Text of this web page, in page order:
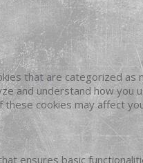
that are categorized
and understand how you
cookies may affect
ensures basic